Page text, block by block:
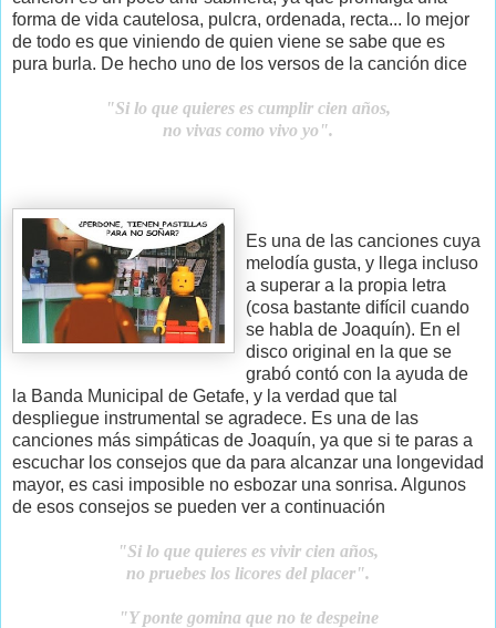
forma de vida cautelosa, pulcra, ordenada, recta... lo mejor
de todo es que viniendo de quien viene se sabe que es
pura burla. De hecho uno de los versos de la canción dice
"Si lo que quieres es cumplir cien años,
no vivas como vivo yo".
Es una de las canciones cuya
melodía gusta, y llega incluso
a superar a la propia letra
(cosa bastante difícil cuando
se habla de Joaquín). En el
disco original en la que se
grabó contó con la ayuda de
la Banda Municipal de Getafe, y la verdad que tal
despliegue instrumental se agradece. Es una de las
canciones más simpáticas de Joaquín, ya que si te paras a
escuchar los consejos que da para alcanzar una longevidad
mayor, es casi imposible no esbozar una sonrisa. Algunos
de esos consejos se pueden ver a continuación
"Si lo que quieres es vivir cien años,
no pruebes los licores del placer".
"Y ponte gomina que no te despeine